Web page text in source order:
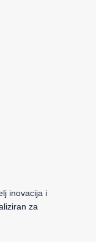
inovacija i
za